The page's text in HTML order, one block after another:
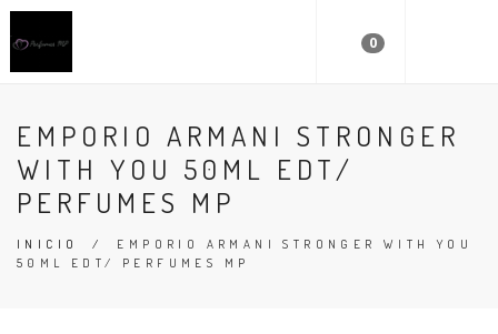
0
EMPORIO ARMANI STRONGER
WITH YOU 50ML EDT/
PERFUMES MP
INICIO / EMPORIO ARMANI STRONGER WITH YOU
50ML EDT/ PERFUMES MP